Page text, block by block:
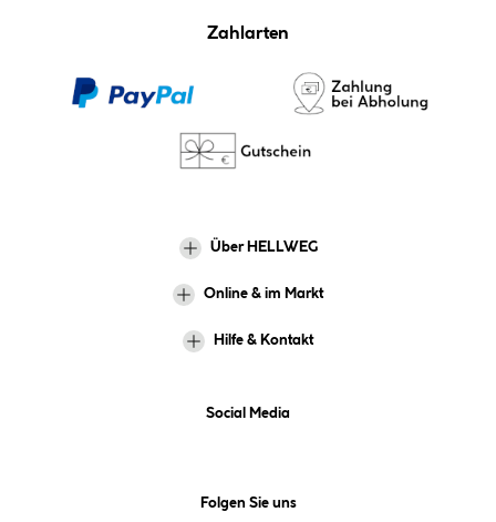
Zahlarten
Über HELLWEG
Online & im Markt
Hilfe & Kontakt
Social Media
Folgen Sie uns